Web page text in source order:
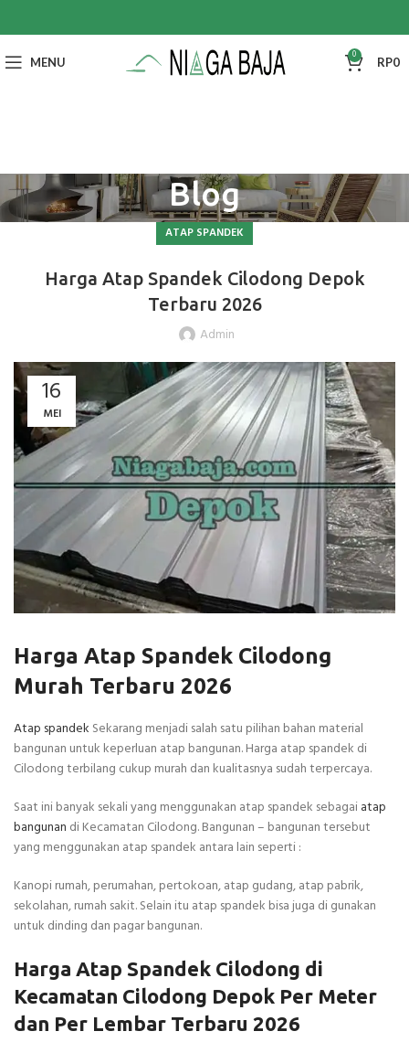
MENU 0 RP0
Blog
ATAP SPANDEK
Harga Atap Spandek Cilodong Depok
Terbaru 2026
Admin
16
MEI
Harga Atap Spandek Cilodong
Murah Terbaru 2026
Atap spandek Sekarang menjadi salah satu pilihan bahan material
bangunan untuk keperluan atap bangunan. Harga atap spandek di
Cilodong terbilang cukup murah dan kualitasnya sudah terpercaya.
Saat ini banyak sekali yang menggunakan atap spandek sebagaiatap
bangunan di Kecamatan Cilodong. Bangunan – bangunan tersebut
yang menggunakan atap spandek antara lain seperti :
Kanopi rumah, perumahan, pertokoan, atap gudang, atap pabrik,
sekolahan, rumah sakit. Selain itu atap spandek bisa juga di gunakan
untuk dinding dan pagar bangunan.
Harga Atap Spandek Cilodong di
Kecamatan Cilodong Depok Per Meter
dan Per Lembar Terbaru 2026